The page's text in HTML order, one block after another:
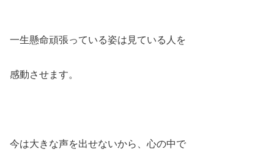
一生懸命頑張っている姿は見ている人を
感動させます。
今は大きな声を出せないから、心の中で